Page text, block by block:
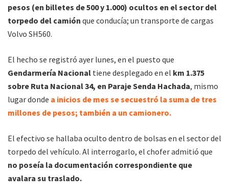
pesos (en billetes de 500 y 1.000) ocultos en el sector del
torpedo del camión que conducía; un transporte de cargas
Volvo SH560.
El hecho se registró ayer lunes, en el puesto que
Gendarmería Nacional tiene desplegado en el km 1.375
sobre Ruta Nacional 34, en Paraje Senda Hachada, mismo
lugar donde a inicios de mes se secuestró la suma de tres
millones de pesos; también a un camionero.
El efectivo se hallaba oculto dentro de bolsas en el sector del
torpedo del vehículo. Al interrogarlo, el chofer admitió que
no poseía la documentación correspondiente que
avalara su traslado.